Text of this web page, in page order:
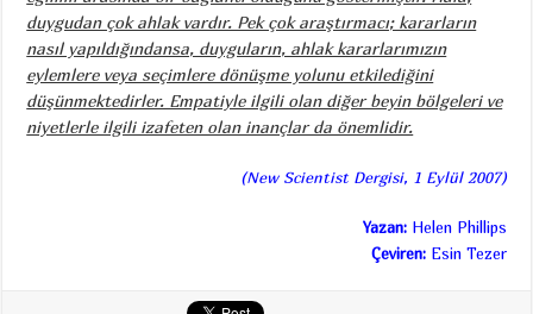
duygudan çok ahlak vardır. Pek çok araştırmacı; kararların
nasıl yapıldığındansa, duyguların, ahlak kararlarımızın
eylemlere veya seçimlere dönüşme yolunu etkilediğini
düşünmektedirler. Empatiyle ilgili olan diğer beyin bölgeleri ve
niyetlerle ilgili izafeten olan inançlar da önemlidir.
(New Scientist Dergisi, 1 Eylül 2007)
Yazan:Helen Phillips
Çeviren:Esin Tezer